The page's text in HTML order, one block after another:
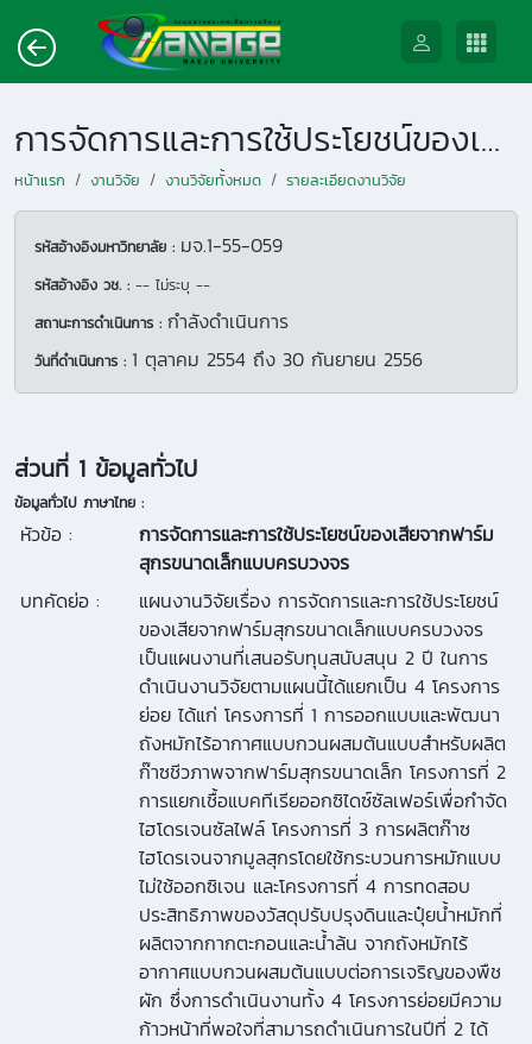
การจัดการและการใช้ประโยชน์ของเสียจากฟาร์มสุกรขนาดเล็กแบบครบวงจร
หน้าแรก งานวิจัย งานวิจัยทั้งหมด รายละเอียดงานวิจัย
รหัสอ้างอิงมหาวิทยาลัย : มจ.1-55-059
รหัสอ้างอิง วช. : -- ไม่ระบุ --
สถานะการดำเนินการ : กำลังดำเนินการ
วันที่ดำเนินการ : 1 ตุลาคม 2554 ถึง 30 กันยายน 2556
ส่วนที่ 1 ข้อมูลทั่วไป
ข้อมูลทั่วไป ภาษาไทย :
หัวข้อ :
การจัดการและการใช้ประโยชน์ของเสียจากฟาร์ม
สุกรขนาดเล็กแบบครบวงจร
บทคัดย่อ :
แผนงานวิจัยเรื่อง การจัดการและการใช้ประโยชน์
ของเสียจากฟาร์มสุกรขนาดเล็กแบบครบวงจร
เป็นแผนงานที่เสนอรับทุนสนับสนุน 2 ปี ในการ
ดำเนินงานวิจัยตามแผนนี้ได้แยกเป็น 4 โครงการ
ย่อย ได้แก่ โครงการที่ 1 การออกแบบและพัฒนา
ถังหมักไร้อากาศแบบกวนผสมต้นแบบสำหรับผลิต
ก๊าซชีวภาพจากฟาร์มสุกรขนาดเล็ก โครงการที่ 2
การแยกเชื้อแบคทีเรียออกซิไดซ์ซัลเฟอร์เพื่อกำจัด
ไฮโดรเจนซัลไฟล์ โครงการที่ 3 การผลิตก๊าซ
ไฮโดรเจนจากมูลสุกรโดยใช้กระบวนการหมักแบบ
ไม่ใช้ออกซิเจน และโครงการที่ 4 การทดสอบ
ประสิทธิภาพของวัสดุปรับปรุงดินและปุ๋ยน้ำหมักที่
ผลิตจากกากตะกอนและน้ำล้น จากถังหมักไร้
อากาศแบบกวนผสมต้นแบบต่อการเจริญของพืช
ผัก ซึ่งการดำเนินงานทั้ง 4 โครงการย่อยมีความ
ก้าวหน้าที่พอใจที่สามารถดำเนินการในปีที่ 2 ได้